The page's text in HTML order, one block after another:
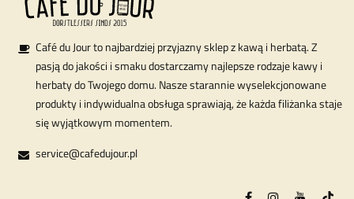
Café du Jour to najbardziej przyjazny sklep z kawą i herbatą. Z
pasją do jakości i smaku dostarczamy najlepsze rodzaje kawy i
herbaty do Twojego domu. Nasze starannie wyselekcjonowane
produkty i indywidualna obsługa sprawiają, że każda filiżanka staje
się wyjątkowym momentem.
service@cafedujour.pl